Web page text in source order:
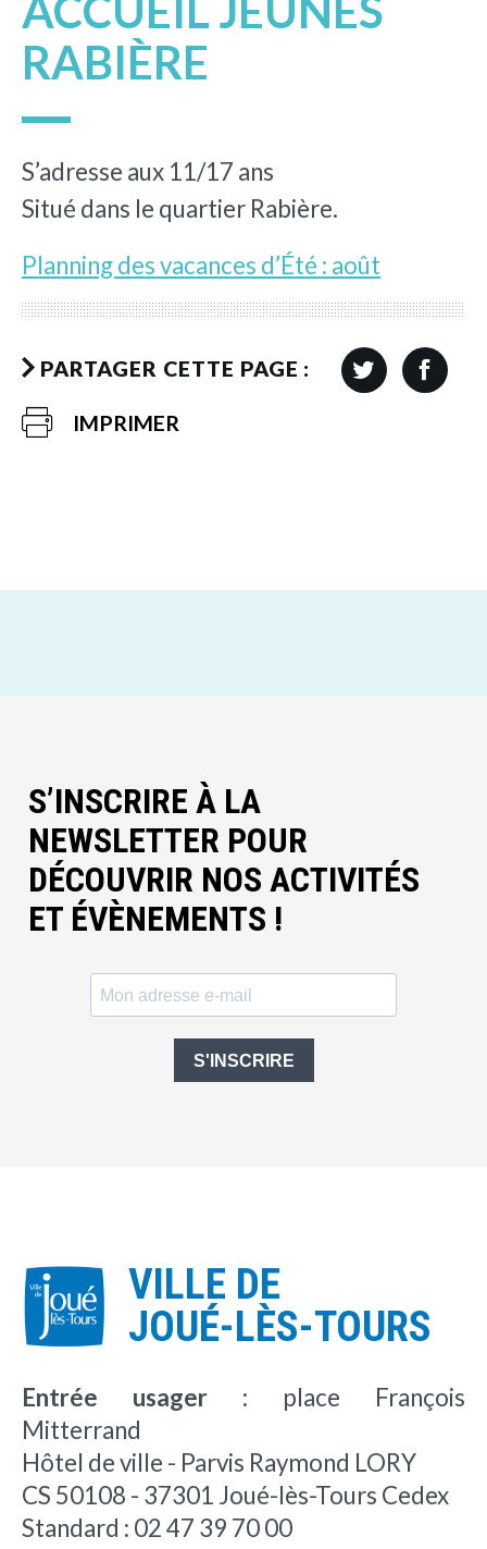
ACCUEIL JEUNES
RABIÈRE
S’adresse aux 11/17 ans
Situé dans le quartier Rabière.
Planning des vacances d’Été : août
PARTAGER CETTE PAGE :
IMPRIMER
S’INSCRIRE À LA
NEWSLETTER POUR
DÉCOUVRIR NOS ACTIVITÉS
ET ÉVÈNEMENTS !
S'INSCRIRE
VILLE DE
JOUÉ-LÈS-TOURS
Entrée usager : place François
Mitterrand
Hôtel de ville - Parvis Raymond LORY
CS 50108 - 37301 Joué-lès-Tours Cedex
Standard : 02 47 39 70 00